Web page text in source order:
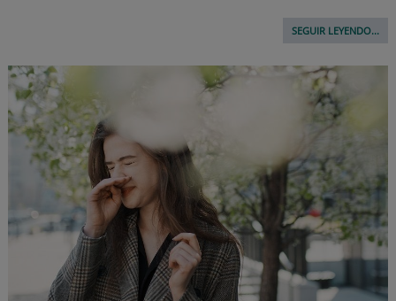
SEGUIR LEYENDO...